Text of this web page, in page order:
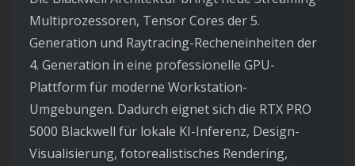
Multiprozessoren, Tensor Cores der 5.
Generation und Raytracing-Recheneinheiten der
4. Generation in eine professionelle GPU-
Plattform für moderne Workstation-
Umgebungen. Dadurch eignet sich die RTX PRO
5000 Blackwell für lokale KI-Inferenz, Design-
Visualisierung, fotorealistisches Rendering,